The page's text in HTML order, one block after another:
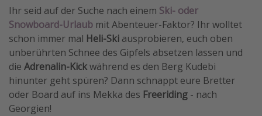
Ihr seid auf der Suche nach einem Ski- oder
Snowboard-Urlaub mit Abenteuer-Faktor? Ihr wolltet
schon immer mal Heli-Ski ausprobieren, euch oben
unberührten Schnee des Gipfels absetzen lassen und
die Adrenalin-Kickwährend es den Berg Kudebi
hinunter geht spüren? Dann schnappt eure Bretter
oder Board auf ins Mekka des Freeriding - nach
Georgien!